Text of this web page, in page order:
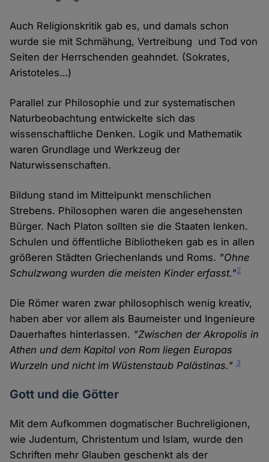
Auch Religionskritik gab es, und damals schon
wurde sie mit Schmähung, Vertreibung und Tod von
Seiten der Herrschenden geahndet. (Sokrates,
Aristoteles…)
Parallel zur Philosophie und zur systematischen
Naturbeobachtung entwickelte sich das
wissenschaftliche Denken. Logik und Mathematik
waren Grundlage und Werkzeug der
Naturwissenschaften.
Bildung stand im Mittelpunkt menschlichen
Strebens. Philosophen waren die angesehensten
Bürger. Nach Platon sollten sie die Staaten lenken.
Schulen und öffentliche Bibliotheken gab es in allen
größeren Städten Griechenlands und Roms. "Ohne
Schulzwang wurden die meisten Kinder erfasst."2
Die Römer waren zwar philosophisch wenig kreativ,
haben aber vor allem als Baumeister und Ingenieure
Dauerhaftes hinterlassen. "Zwischen der Akropolis in
Athen und dem Kapitol von Rom liegen Europas
Wurzeln und nicht im Wüstenstaub Palästinas."3
Gott und die Götter
Mit dem Aufkommen dogmatischer Buchreligionen,
wie Judentum, Christentum und Islam, wurde den
Schriften mehr Glauben geschenkt als der